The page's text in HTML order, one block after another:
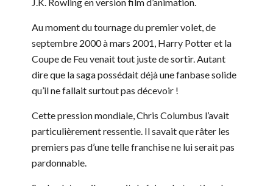
Au moment du tournage du premier volet, de
septembre 2000 à mars 2001, Harry Potter et la
Coupe de Feu venait tout juste de sortir. Autant
dire que la saga possédait déjà une fanbase solide
qu’il ne fallait surtout pas décevoir !
Cette pression mondiale, Chris Columbus l’avait
particulièrement ressentie. Il savait que râter les
premiers pas d’une telle franchise ne lui serait pas
pardonnable.